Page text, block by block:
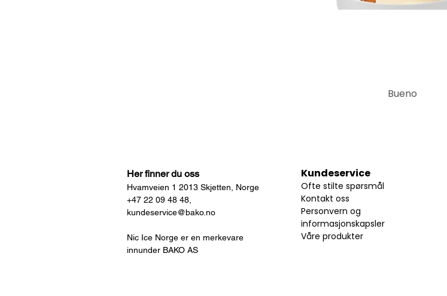
Bueno
Her finner du oss
Hvamveien 1 2013 Skjetten, Norge
+47 22 09 48 48,
kundeservice@bako.no
Nic Ice Norge er en merkevare
innunder BAKO AS
Kundeservice
Ofte stilte spørsmål
Kontakt oss
Personvern og
informasjonskapsler
Våre produkter